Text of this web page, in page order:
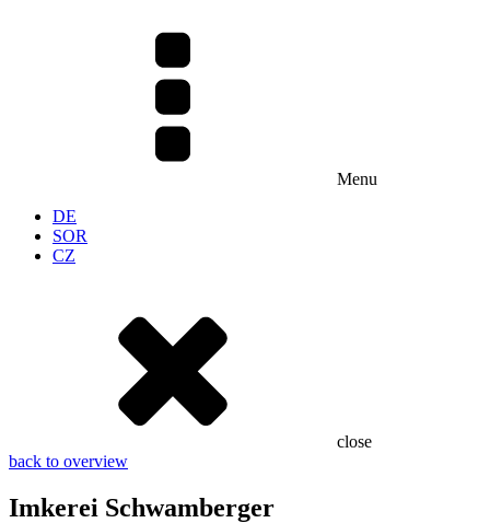
Menu
DE
SOR
CZ
close
back to overview
Imkerei Schwamberger